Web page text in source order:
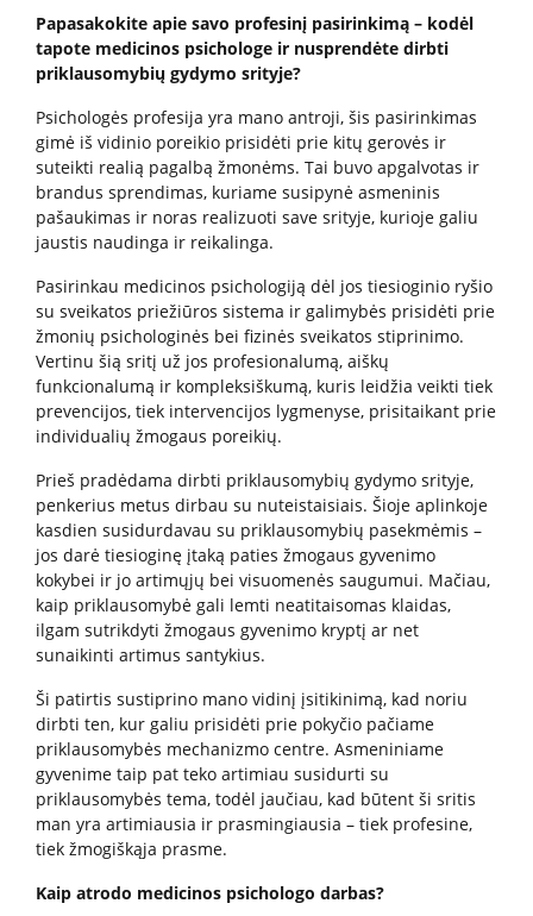
Valstybinės įstaigos
Nevyriausybinės organizacijos
Priklausomybių konsultantai
Žemo slenksčio paslaugos
CRAFT specialistų konsultacijos
Informacija tėvams
Informacija psichikos sveikatos centrams
Projektai
Naujienos
Tyrimai
Renginiai
Įvykiai
Papasakokite apie savo profesinį pasirinkimą – kodėl
tapote medicinos psichologe ir nusprendėte dirbti
priklausomybių gydymo srityje?
Psichologės profesija yra mano antroji, šis pasirinkimas
gimė iš vidinio poreikio prisidėti prie kitų gerovės ir
suteikti realią pagalbą žmonėms. Tai buvo apgalvotas ir
brandus sprendimas, kuriame susipynė asmeninis
pašaukimas ir noras realizuoti save srityje, kurioje galiu
jaustis naudinga ir reikalinga.
Pasirinkau medicinos psichologiją dėl jos tiesioginio ryšio
su sveikatos priežiūros sistema ir galimybės prisidėti prie
žmonių psichologinės bei fizinės sveikatos stiprinimo.
Vertinu šią sritį už jos profesionalumą, aiškų
funkcionalumą ir kompleksiškumą, kuris leidžia veikti tiek
prevencijos, tiek intervencijos lygmenyse, prisitaikant prie
individualių žmogaus poreikių.
Prieš pradėdama dirbti priklausomybių gydymo srityje,
penkerius metus dirbau su nuteistaisiais. Šioje aplinkoje
kasdien susidurdavau su priklausomybių pasekmėmis –
jos darė tiesioginę įtaką paties žmogaus gyvenimo
kokybei ir jo artimųjų bei visuomenės saugumui. Mačiau,
kaip priklausomybė gali lemti neatitaisomas klaidas,
ilgam sutrikdyti žmogaus gyvenimo kryptį ar net
sunaikinti artimus santykius.
Ši patirtis sustiprino mano vidinį įsitikinimą, kad noriu
dirbti ten, kur galiu prisidėti prie pokyčio pačiame
priklausomybės mechanizmo centre. Asmeniniame
gyvenime taip pat teko artimiau susidurti su
priklausomybės tema, todėl jaučiau, kad būtent ši sritis
man yra artimiausia ir prasmingiausia – tiek profesine,
tiek žmogiškąja prasme.
Kaip atrodo medicinos psichologo darbas?